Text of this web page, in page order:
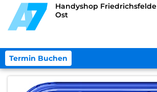
Handyshop Friedrichsfelde
Ost
Termin Buchen